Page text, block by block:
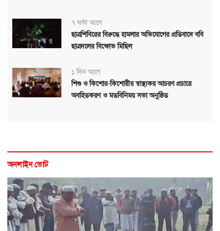
৭ ঘন্টা আগে
ছাত্রশিবিরের বিরুদ্ধে হামলার অভিযোগের প্রতিবাদে ববি
ছাত্রদলের বিক্ষোভ মিছিল
১ দিন আগে
শিশু ও কিশোর-কিশোরীর স্বাস্থ্যকর আচরণ প্রচারে
অবহিতকরণ ও মতবিনিময় সভা অনুষ্ঠিত
অনলাইন ভোট